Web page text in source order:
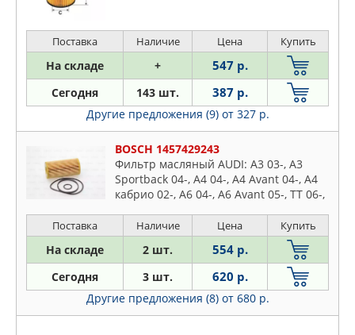
Поставка Наличие Цена Купить
На складе + 547 р.
Сегодня 143 шт. 387 р.
Другие предложения (9) от 327 р.
BOSCH 1457429243
Фильтр масляный AUDI: A3 03-, A3
Sportback 04-, A4 04-, A4 Avant 04-, A4
кабрио 02-, A6 04-, A6 Avant 05-, TT 06-,
XL 06
Поставка Наличие Цена Купить
На складе 2 шт. 554 р.
Сегодня 3 шт. 620 р.
Другие предложения (8) от 680 р.